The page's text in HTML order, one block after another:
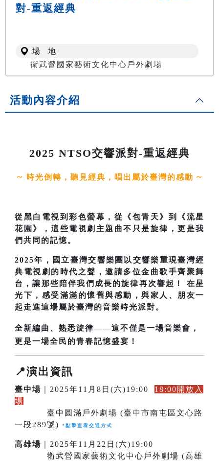
對-重返經典
場 地
衛武營國家藝術文化中心戶外劇場
活動內容介紹
2025 NTSO交響派對-重返經典
~ 時光倒轉，聽見經典，唱出屬於臺灣的感動 ~
從黑白電視到彩色螢幕，從《包青天》到《流星
花園》，這些電視劇主題曲不只是旋律，更是我
們共同的記憶。
2025年，國立臺灣交響樂團以交響樂重現臺灣經
典電視劇的時代之聲，邀請多位金曲歌手齊聚舞
台，讓那些陪伴我們成長的旋律再次響起！ 在星
光下，感受滿滿的懷舊與感動，與家人、朋友一
起走進這場屬於臺灣的音樂時光派對。
全新編曲、熟悉旋律——這不僅是一場音樂會，
更是一場全民的青春記憶盛宴！
📍演出資訊
臺中場 ｜2025年11月8日(六)19:00 18:00開放入
場
臺中圓滿戶外劇場 (臺中市南屯區文心路
一段289號)
*點擊查看交通方式
高雄場 ｜2025年11月22日(六)19:00
衛武營國家藝術文化中心戶外劇場 (高雄